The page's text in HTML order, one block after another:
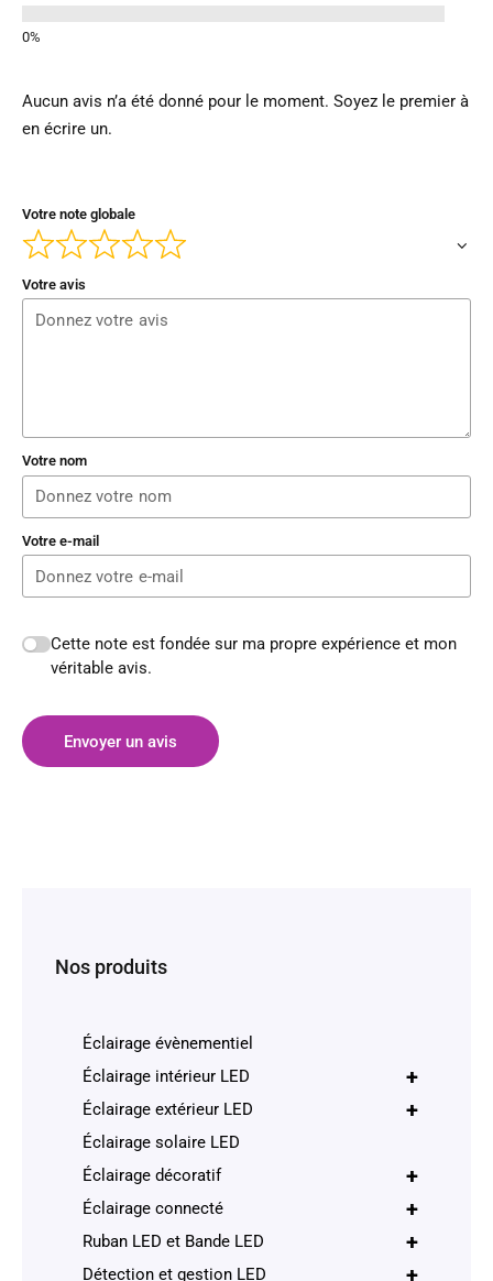
Aucun avis n’a été donné pour le moment. Soyez le premier à
en écrire un.
Votre note globale
Votre avis
Votre nom
Votre e-mail
Cette note est fondée sur ma propre expérience et mon
véritable avis.
Envoyer un avis
Nos produits
Éclairage évènementiel
+
Éclairage intérieur LED
+
Éclairage extérieur LED
Éclairage solaire LED
+
Éclairage décoratif
+
Éclairage connecté
+
Ruban LED et Bande LED
+
Détection et gestion LED